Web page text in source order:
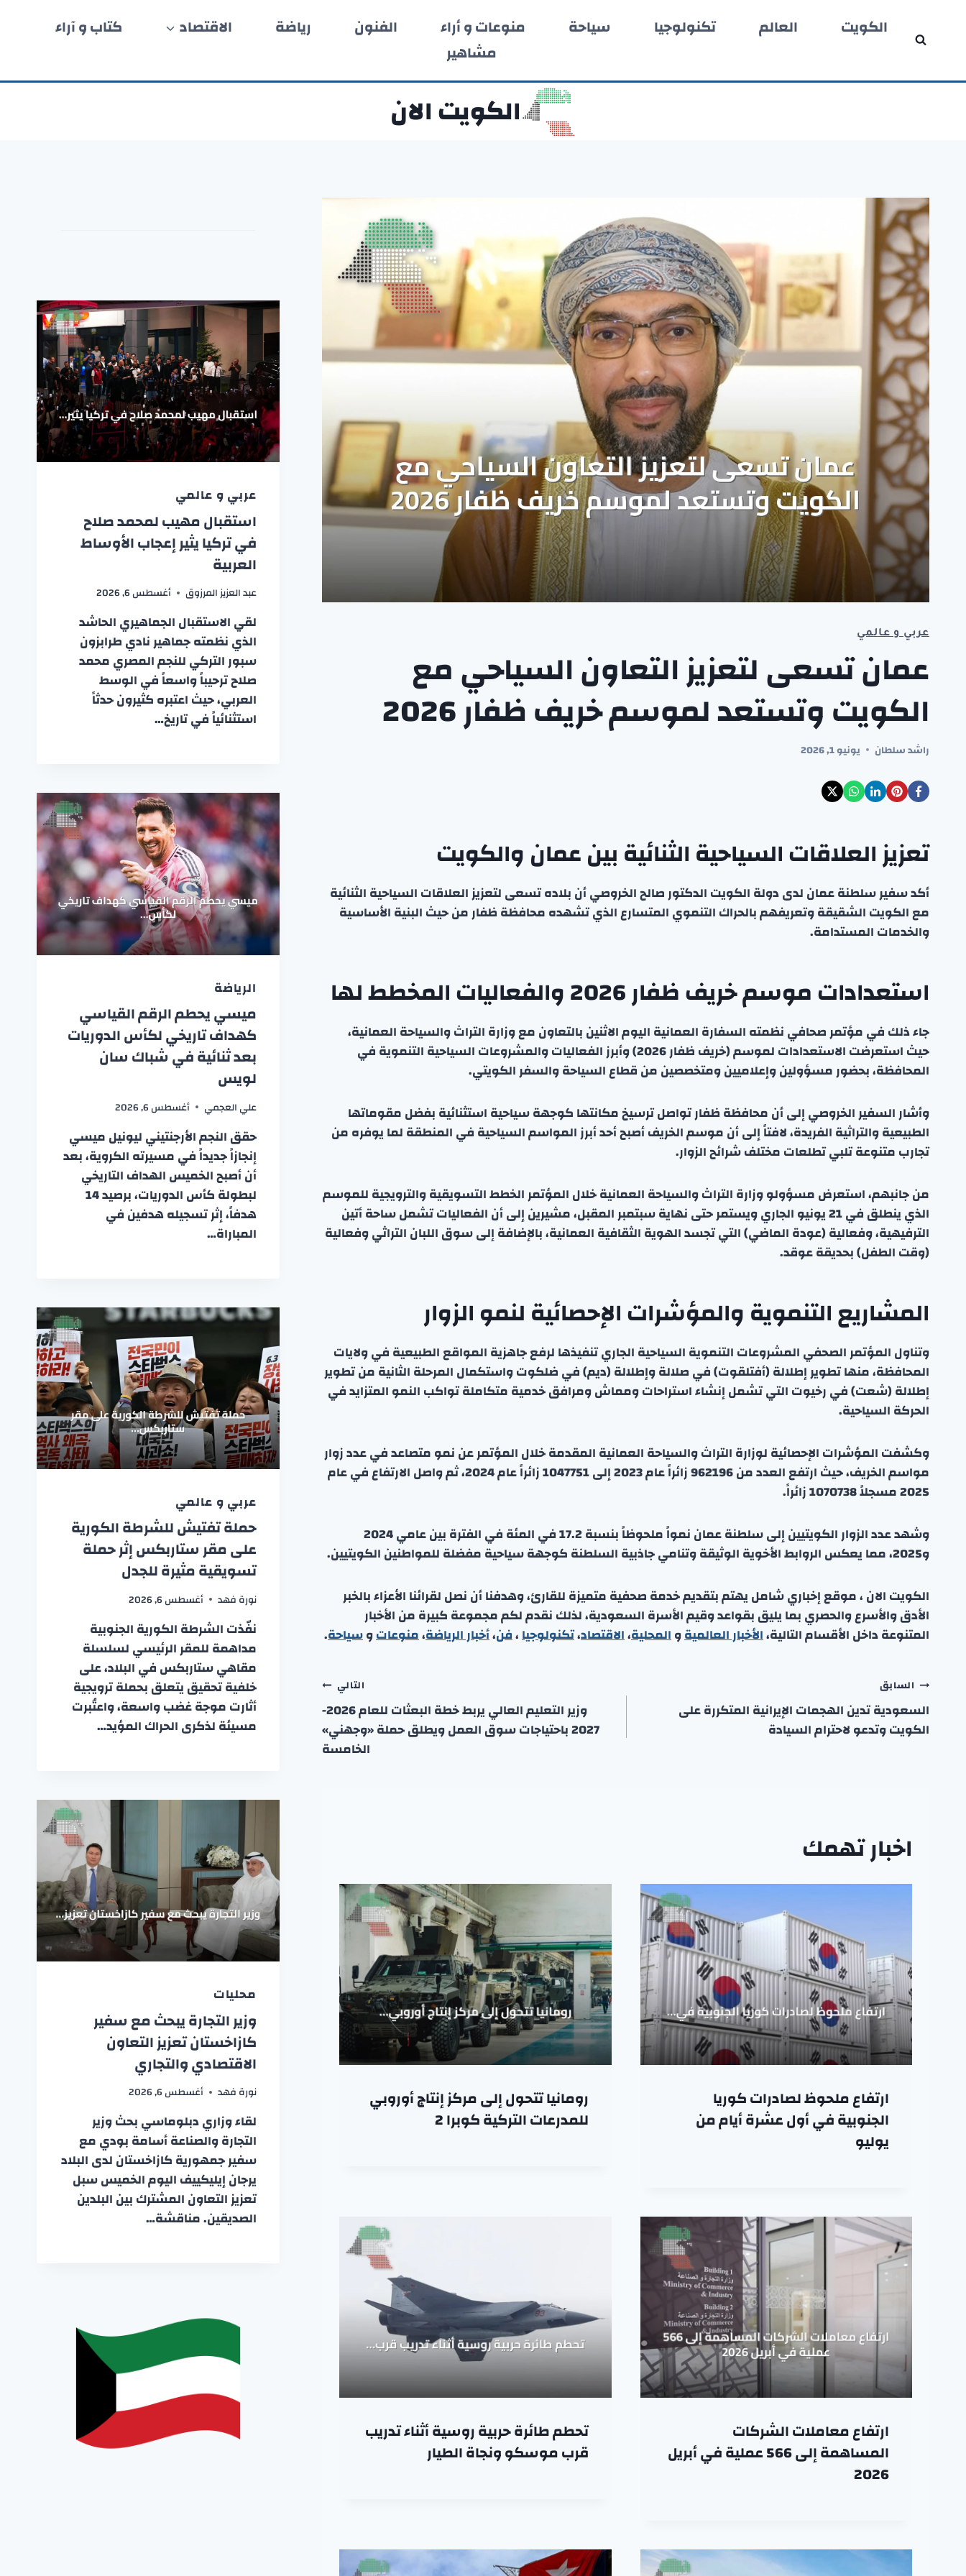
المحتوى
الكويت العالم تكنولوجيا سياحة منوعات و أراء الفنون رياضة الاقتصاد
كتاب و آراء
مشاهير
الكويت الان
عربي و عالمي
عمان تسعى لتعزيز التعاون السياحي مع
الكويت وتستعد لموسم خريف ظفار 2026
راشد سلطان يونيو 1, 2026
تعزيز العلاقات السياحية الثنائية بين عمان والكويت
أكد سفير سلطنة عمان لدى دولة الكويت الدكتور صالح الخروصي أن بلاده تسعى لتعزيز العلاقات السياحية الثنائية
مع الكويت الشقيقة وتعريفهم بالحراك التنموي المتسارع الذي تشهده محافظة ظفار من حيث البنية الأساسية
والخدمات المستدامة.
استعدادات موسم خريف ظفار 2026 والفعاليات المخطط لها
جاء ذلك في مؤتمر صحافي نظمته السفارة العمانية اليوم الاثنين بالتعاون مع وزارة التراث والسياحة العمانية،
حيث استعرضت الاستعدادات لموسم (خريف ظفار 2026) وأبرز الفعاليات والمشروعات السياحية التنموية في
المحافظة، بحضور مسؤولين وإعلاميين ومتخصصين من قطاع السياحة والسفر الكويتي.
وأشار السفير الخروصي إلى أن محافظة ظفار تواصل ترسيخ مكانتها كوجهة سياحية استثنائية بفضل مقوماتها
الطبيعية والتراثية الفريدة، لافتاً إلى أن موسم الخريف أصبح أحد أبرز المواسم السياحية في المنطقة لما يوفره من
تجارب متنوعة تلبي تطلعات مختلف شرائح الزوار.
من جانبهم، استعرض مسؤولو وزارة التراث والسياحة العمانية خلال المؤتمر الخطط التسويقية والترويجية للموسم
الذي ينطلق في 21 يونيو الجاري ويستمر حتى نهاية سبتمبر المقبل، مشيرين إلى أن الفعاليات تشمل ساحة أتين
الترفيهية، وفعالية (عودة الماضي) التي تجسد الهوية الثقافية العمانية، بالإضافة إلى سوق اللبان التراثي وفعالية
(وقت الطفل) بحديقة عوقد.
المشاريع التنموية والمؤشرات الإحصائية لنمو الزوار
وتناول المؤتمر الصحفي المشروعات التنموية السياحية الجاري تنفيذها لرفع جاهزية المواقع الطبيعية في ولايات
المحافظة، منها تطوير إطلالة (أفتلقوت) في صلالة وإطلالة (ديم) في ضلكوت واستكمال المرحلة الثانية من تطوير
إطلالة (شعت) في رخيوت التي تشمل إنشاء استراحات ومماش ومرافق خدمية متكاملة تواكب النمو المتزايد في
الحركة السياحية.
وكشفت المؤشرات الإحصائية لوزارة التراث والسياحة العمانية المقدمة خلال المؤتمر عن نمو متصاعد في عدد زوار
مواسم الخريف، حيث ارتفع العدد من 962196 زائراً عام 2023 إلى 1047751 زائراً عام 2024، ثم واصل الارتفاع في عام
2025 مسجلاً 1070738 زائراً.
وشهد عدد الزوار الكويتيين إلى سلطنة عمان نمواً ملحوظاً بنسبة 17.2 في المئة في الفترة بين عامي 2024
و2025، مما يعكس الروابط الأخوية الوثيقة وتنامي جاذبية السلطنة كوجهة سياحية مفضلة للمواطنين الكويتيين.
الكويت الان ، موقع إخباري شامل يهتم بتقديم خدمة صحفية متميزة للقارئ، وهدفنا أن نصل لقرائنا الأعزاء بالخبر
الأدق والأسرع والحصري بما يليق بقواعد وقيم الأسرة السعودية، لذلك نقدم لكم مجموعة كبيرة من الأخبار
المتنوعة داخل الأقسام التالية،الأخبار العالميةوالمحلية،الاقتصاد،تكنولوجيا،فن،أخبار الرياضة،منوعاتوسياحة.
تصفّح
المقالات
السابق
السعودية تدين الهجمات الإيرانية المتكررة على
الكويت وتدعو لاحترام السيادة
التالي
وزير التعليم العالي يربط خطة البعثات للعام 2026-
2027 باحتياجات سوق العمل ويطلق حملة «وجهني»
الخامسة
اخبار تهمك
ارتفاع ملحوظ لصادرات كوريا
الجنوبية في أول عشرة أيام من
يوليو
رومانيا تتحول إلى مركز إنتاج أوروبي
للمدرعات التركية كوبرا 2
ارتفاع معاملات الشركات
المساهمة إلى 566 عملية في أبريل
2026
تحطم طائرة حربية روسية أثناء تدريب
قرب موسكو ونجاة الطيار
عربي و عالمي
استقبال مهيب لمحمد صلاح
في تركيا يثير إعجاب الأوساط
العربية
عبد العزيز المرزوق أغسطس 6, 2026
لقي الاستقبال الجماهيري الحاشد
الذي نظمته جماهير نادي طرابزون
سبور التركي للنجم المصري محمد
صلاح ترحيباً واسعاً في الوسط
العربي، حيث اعتبره كثيرون حدثاً
استثنائياً في تاريخ…
الرياضة
ميسي يحطم الرقم القياسي
كهداف تاريخي لكأس الدوريات
بعد ثنائية في شباك سان
لويس
علي العجمي أغسطس 6, 2026
حقق النجم الأرجنتيني ليونيل ميسي
إنجازاً جديداً في مسيرته الكروية، بعد
أن أصبح الخميس الهداف التاريخي
لبطولة كأس الدوريات، برصيد 14
هدفاً، إثر تسجيله هدفين في
المباراة…
عربي و عالمي
حملة تفتيش للشرطة الكورية
على مقر ستاربكس إثر حملة
تسويقية مثيرة للجدل
نورة فهد أغسطس 6, 2026
نفّذت الشرطة الكورية الجنوبية
مداهمة للمقر الرئيسي لسلسلة
مقاهي ستاربكس في البلاد، على
خلفية تحقيق يتعلق بحملة ترويجية
أثارت موجة غضب واسعة، واعتُبرت
مسيئة لذكرى الحراك المؤيد…
محليات
وزير التجارة يبحث مع سفير
كازاخستان تعزيز التعاون
الاقتصادي والتجاري
نورة فهد أغسطس 6, 2026
لقاء وزاري دبلوماسي بحث وزير
التجارة والصناعة أسامة بودي مع
سفير جمهورية كازاخستان لدى البلاد
يرجان إيليكييف اليوم الخميس سبل
تعزيز التعاون المشترك بين البلدين
الصديقين. مناقشة…